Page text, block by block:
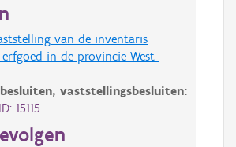
van de inventaris
in de provincie West-
vaststellingsbesluiten:
15115